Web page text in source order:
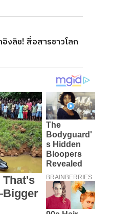
งลิช! สื่อสารชาวโลก